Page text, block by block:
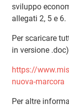
sviluppo
allegati 2, 5 e 6.
Per scaricare
in versione
https://
nuova-marcora
Per altre